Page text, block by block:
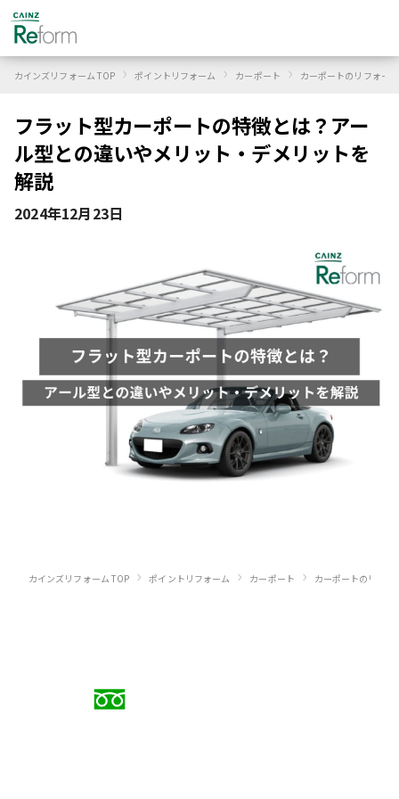
カインズリフォーム TOP › ポイントリフォーム › カーポート › カーポートのリフォー
フラット型カーポートの特徴とは？アー
ル型との違いやメリット・デメリットを
解説
2024年12月23日
カインズリフォーム TOP › ポイントリフォーム › カーポート › カーポートのリフォ